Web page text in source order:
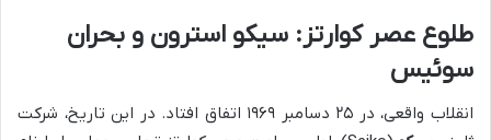
طلوع عصر کوارتز: سیکو استرون و بحران
سوئیس
انقلاب واقعی، در ۲۵ دسامبر ۱۹۶۹ اتفاق افتاد. در این تاریخ، شرکت